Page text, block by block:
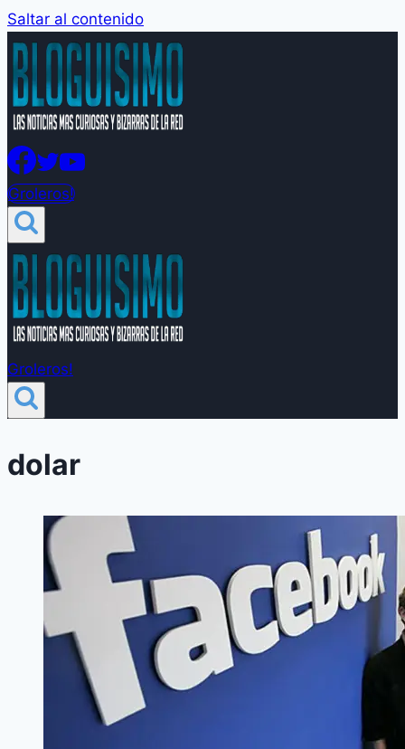
Saltar al contenido
Groleros!
Groleros!
dolar